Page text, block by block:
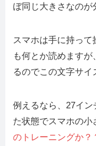
ぼ同じ大きさなのが
スマホは手に持っ
も何とか読めます
るのでこの文字サイ
例えるなら、27イ
た状態でスマホの小
のトレーニングか？